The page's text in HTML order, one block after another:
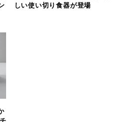
しい使い切り食器が登場